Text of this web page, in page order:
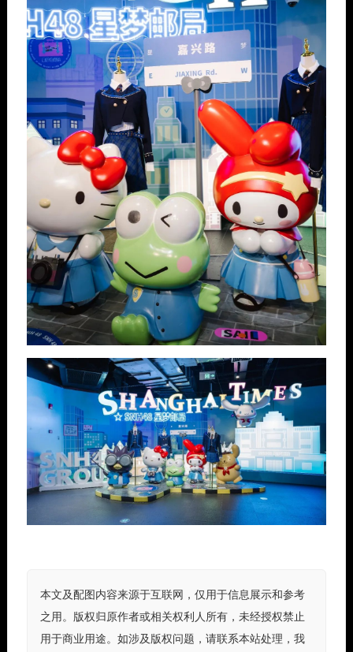
本文及配图内容来源于互联网，仅用于信息展示和参考
之用。版权归原作者或相关权利人所有，未经授权禁止
用于商业用途。如涉及版权问题，请联系本站处理，我